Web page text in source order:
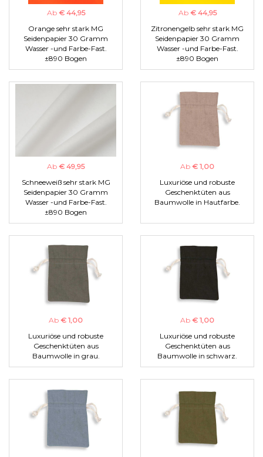
Ab € 44,95
Orange sehr stark MG
Seidenpapier 30 Gramm
Wasser -und Farbe-Fast.
±890 Bogen
Ab € 44,95
Zitronengelb sehr stark MG
Seidenpapier 30 Gramm
Wasser -und Farbe-Fast.
±890 Bogen
Ab € 49,95
Schneeweiß sehr stark MG
Seidenpapier 30 Gramm
Wasser -und Farbe-Fast.
±890 Bogen
Ab € 1,00
Luxuriöse und robuste
Geschenktüten aus
Baumwolle in Hautfarbe.
Ab € 1,00
Luxuriöse und robuste
Geschenktüten aus
Baumwolle in grau.
Ab € 1,00
Luxuriöse und robuste
Geschenktüten aus
Baumwolle in schwarz.